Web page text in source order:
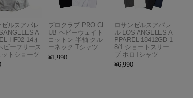
ゼルスアパレ
A
HF02 14オ
ビーフリース
ットショーツ
プロクラブ PRO CL
UB ヘビーウェイト
コットン 半袖 クル
ーネック Tシャツ
¥1,990
ロサンゼルスアパレ
ル LOS ANGELES A
PPAREL 18412GD 1
8/1 ショートスリー
ブ ポロTシャツ
¥6,990